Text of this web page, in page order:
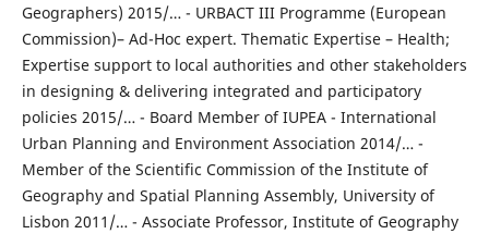
Geographers) 2015/… - URBACT III Programme (European
Commission)– Ad-Hoc expert. Thematic Expertise – Health;
Expertise support to local authorities and other stakeholders
in designing & delivering integrated and participatory
policies 2015/… - Board Member of IUPEA - International
Urban Planning and Environment Association 2014/… -
Member of the Scientific Commission of the Institute of
Geography and Spatial Planning Assembly, University of
Lisbon 2011/… - Associate Professor, Institute of Geography